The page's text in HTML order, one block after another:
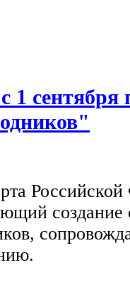
сентября
создание